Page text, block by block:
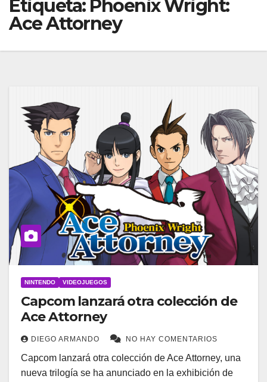
Etiqueta: Phoenix Wright:
Ace Attorney
NINTENDO VIDEOJUEGOS
Capcom lanzará otra colección de
Ace Attorney
DIEGO ARMANDO NO HAY COMENTARIOS
Capcom lanzará otra colección de Ace Attorney, una
nueva trilogía se ha anunciado en la exhibición de